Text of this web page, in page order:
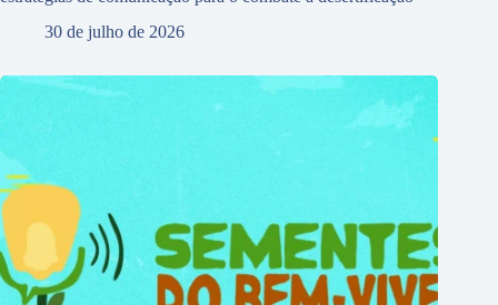
30 de julho de 2026